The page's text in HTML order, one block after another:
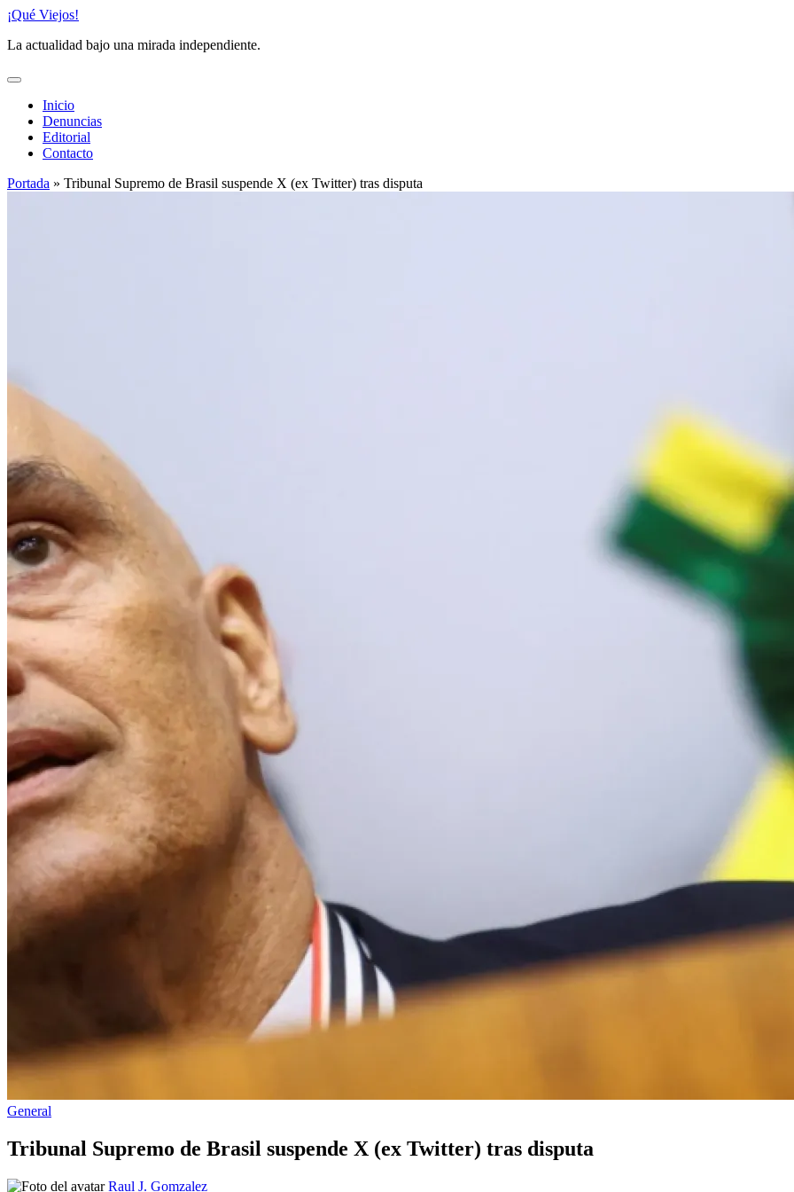
Saltar
contenido
¡Qué Viejos!
La actualidad bajo una mirada independiente.
Inicio
Denuncias
Editorial
Contacto
Portada » Tribunal Supremo de Brasil suspende X (ex Twitter) tras disputa
Publicado
General
Tribunal Supremo de Brasil suspende X (ex Twitter) tras disputa
Publicado Raul J. Gomzalez